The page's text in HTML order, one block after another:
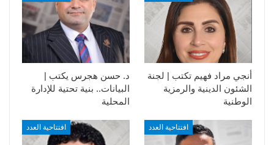
د. حسن هجرس يكتب |
البيانات.. بنية تحتية للإدارة
المحلية
أنجي مراد فهيم تكتب | لجنة
الشئون الدينية والرمزية
الوطنية
افتتاحية العدد افتتاحية العدد